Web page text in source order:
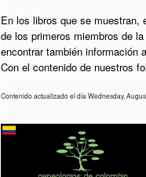
En los libros que se muestran,
de los primeros miembros de
encontrar también información
Con el contenido de nuestros
Contenido actualizado el día Wednesday,